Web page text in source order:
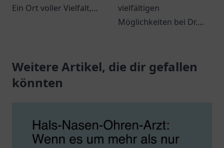
Ein Ort voller Vielfalt,
vielfältigen
Möglichkeiten bei Dr.
persönliche
Gesundheitsversorgung.
Weitere Artikel, die dir gefallen
könnten